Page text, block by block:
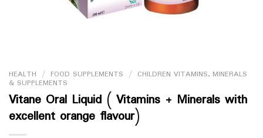
HEALTH / FOOD SUPPLEMENTS / CHILDREN VITAMINS, MINERALS
& SUPPLEMENTS
Vitane Oral Liquid ( Vitamins + Minerals with
excellent orange flavour)